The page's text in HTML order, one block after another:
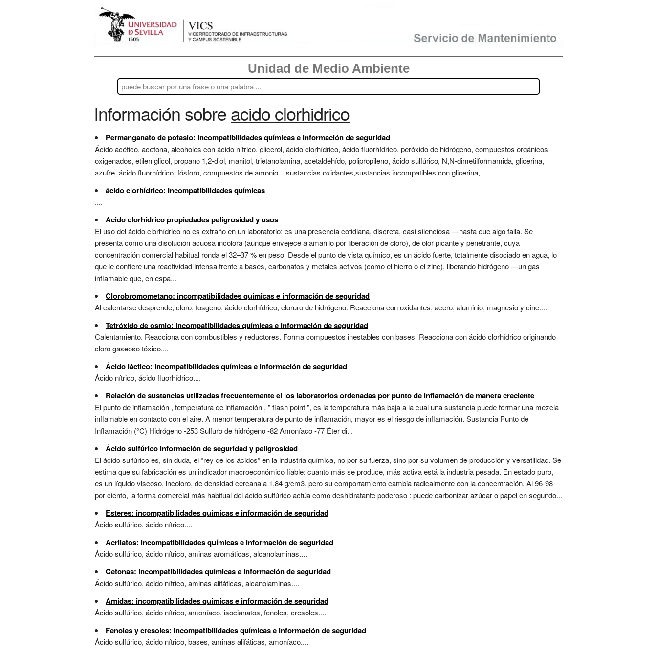
Unidad de Medio Ambiente
Información sobreacido clorhidrico
Permanganato de potasio: incompatibilidades químicas e información de seguridad
Ácido acético, acetona, alcoholes con ácido nítrico, glicerol, ácido clorhídrico, ácido fluorhídrico, peróxido de hidrógeno, compuestos orgánicos
oxigenados, etilen glicol, propano 1,2-diol, manitol, trietanolamina, acetaldehído, polipropileno, ácido sulfúrico, N,N-dimetilformamida, glicerina,
azufre, ácido fluorhídrico, fósforo, compuestos de amonio...,sustancias oxidantes,sustancias incompatibles con glicerina,...
ácido clorhídrico: Incompatibilidades químicas
....
Acido clorhídrico propiedades peligrosidad y usos
El uso del ácido clorhídrico no es extraño en un laboratorio: es una presencia cotidiana, discreta, casi silenciosa —hasta que algo falla. Se
presenta como una disolución acuosa incolora (aunque envejece a amarillo por liberación de cloro), de olor picante y penetrante, cuya
concentración comercial habitual ronda el 32–37 % en peso. Desde el punto de vista químico, es un ácido fuerte, totalmente disociado en agua, lo
que le confiere una reactividad intensa frente a bases, carbonatos y metales activos (como el hierro o el zinc), liberando hidrógeno —un gas
inflamable que, en espa...
Clorobromometano: incompatibilidades químicas e información de seguridad
Al calentarse desprende, cloro, fosgeno, ácido clorhídrico, cloruro de hidrógeno. Reacciona con oxidantes, acero, aluminio, magnesio y cinc....
Tetróxido de osmio: incompatibilidades químicas e información de seguridad
Calentamiento. Reacciona con combustibles y reductores. Forma compuestos inestables con bases. Reacciona con ácido clorhídrico originando
cloro gaseoso tóxico....
Ácido láctico: incompatibilidades químicas e información de seguridad
Ácido nítrico, ácido fluorhídrico....
Relación de sustancias utilizadas frecuentemente el los laboratorios ordenadas por punto de inflamación de manera creciente
El punto de inflamación , temperatura de inflamación , " flash point ", es la temperatura más baja a la cual una sustancia puede formar una mezcla
inflamable en contacto con el aire. A menor temperatura de punto de inflamación, mayor es el riesgo de inflamación. Sustancia Punto de
Inflamación (°C) Hidrógeno -253 Sulfuro de hidrógeno -82 Amoníaco -77 Éter di...
Ácido sulfúrico información de seguridad y peligrosidad
El ácido sulfúrico es, sin duda, el “rey de los ácidos” en la industria química, no por su fuerza, sino por su volumen de producción y versatilidad. Se
estima que su fabricación es un indicador macroeconómico fiable: cuanto más se produce, más activa está la industria pesada. En estado puro,
es un líquido viscoso, incoloro, de densidad cercana a 1,84 g/cm3, pero su comportamiento cambia radicalmente con la concentración. Al 96-98
por ciento, la forma comercial más habitual del ácido sulfúrico actúa como deshidratante poderoso : puede carbonizar azúcar o papel en segundo...
Esteres: incompatibilidades químicas e información de seguridad
Ácido sulfúrico, ácido nítrico....
Acrilatos: incompatibilidades químicas e información de seguridad
Ácido sulfúrico, ácido nítrico, aminas aromáticas, alcanolaminas....
Cetonas: incompatibilidades químicas e información de seguridad
Ácido sulfúrico, ácido nítrico, aminas alifáticas, alcanolaminas....
Amidas: incompatibilidades químicas e información de seguridad
Ácido sulfúrico, ácido nítrico, amoníaco, isocianatos, fenoles, cresoles....
Fenoles y cresoles: incompatibilidades químicas e información de seguridad
Ácido sulfúrico, ácido nítrico, bases, aminas alifáticas, amoníaco....